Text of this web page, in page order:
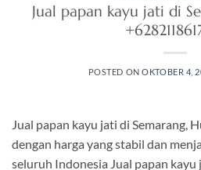
Jual papan kayu jati di
POSTED ONOKTOBER 4,
Jual papan kayu jati di Semarang,
dengan harga yang stabil dan
seluruh Indonesia Jual papan kayu